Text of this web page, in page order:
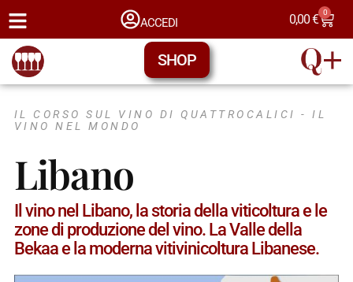
ACCEDI 0,00€ 0
SHOP
IL CORSO SUL VINO DI QUATTROCALICI -IL
VINO NEL MONDO
Libano
Il vino nel Libano, la storia della viticoltura e le
zone di produzione del vino. La Valle della
Bekaa e la moderna vitivinicoltura Libanese.